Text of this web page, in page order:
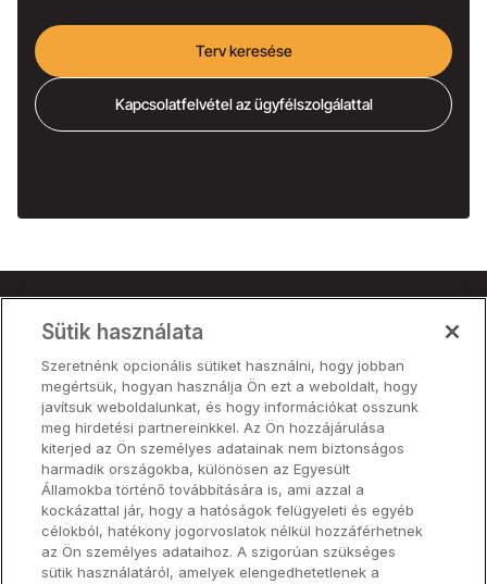
Terv keresése
Kapcsolatfelvétel az ügyfélszolgálattal
Termék
Árak
Partnerek
Termék
Hardver
Sütik használata
Szeretnénk opcionális sütiket használni, hogy jobban
megértsük, hogyan használja Ön ezt a weboldalt, hogy
javítsuk weboldalunkat, és hogy információkat osszunk
meg hirdetési partnereinkkel. Az Ön hozzájárulása
kiterjed az Ön személyes adatainak nem biztonságos
harmadik országokba, különösen az Egyesült
Államokba történő továbbítására is, ami azzal a
kockázattal jár, hogy a hatóságok felügyeleti és egyéb
célokból, hatékony jogorvoslatok nélkül hozzáférhetnek
az Ön személyes adataihoz. A szigorúan szükséges
sütik használatáról, amelyek elengedhetetlenek a